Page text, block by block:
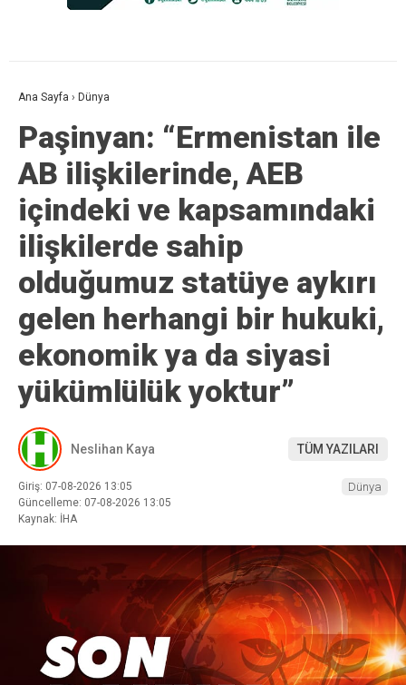
Ana Sayfa › Dünya
Paşinyan: “Ermenistan ile
AB ilişkilerinde, AEB
içindeki ve kapsamındaki
ilişkilerde sahip
olduğumuz statüye aykırı
gelen herhangi bir hukuki,
ekonomik ya da siyasi
yükümlülük yoktur”
Neslihan Kaya TÜM YAZILARI
Giriş: 07-08-2026 13:05
Güncelleme: 07-08-2026 13:05
Kaynak: İHA
Dünya